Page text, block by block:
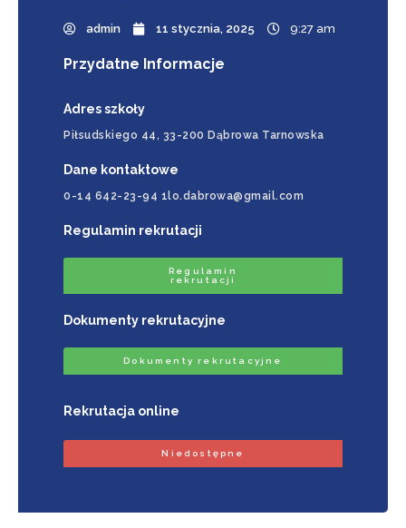
admin 11 stycznia, 2025 9:27 am
Przydatne Informacje
Adres szkoły
Piłsudskiego 44, 33-200 Dąbrowa Tarnowska
Dane kontaktowe
0-14 642-23-94 1lo.dabrowa@gmail.com
Regulamin rekrutacji
Regulamin
rekrutacji
Dokumenty rekrutacyjne
Dokumenty rekrutacyjne
Rekrutacja online
Niedostępne